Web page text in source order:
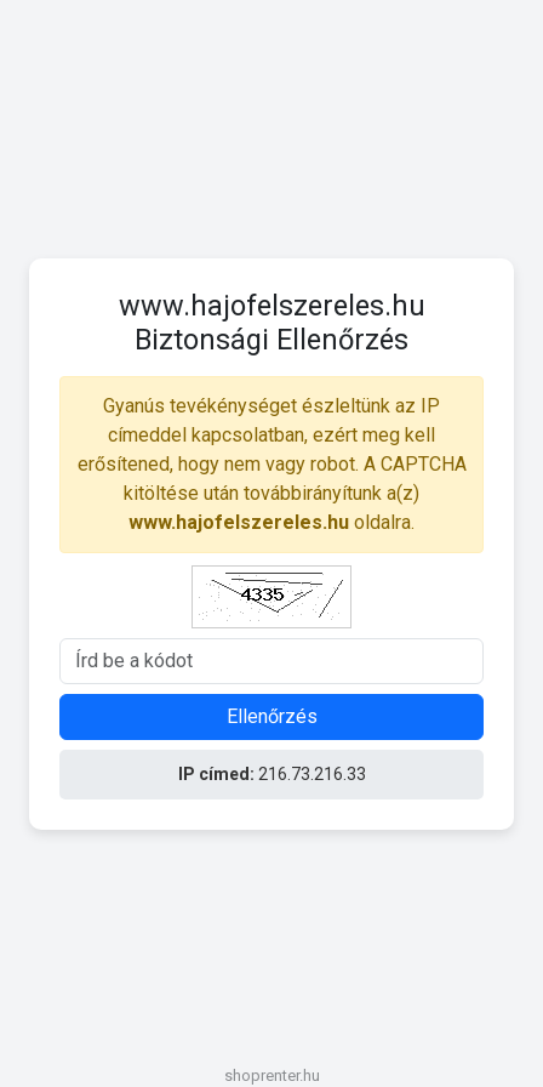
www.hajofelszereles.hu
Biztonsági Ellenőrzés
Gyanús tevékénységet észleltünk az IP
címeddel kapcsolatban, ezért meg kell
erősítened, hogy nem vagy robot. A CAPTCHA
kitöltése után továbbirányítunk a(z)
www.hajofelszereles.hu oldalra.
Ellenőrzés
IP címed: 216.73.216.33
shoprenter.hu